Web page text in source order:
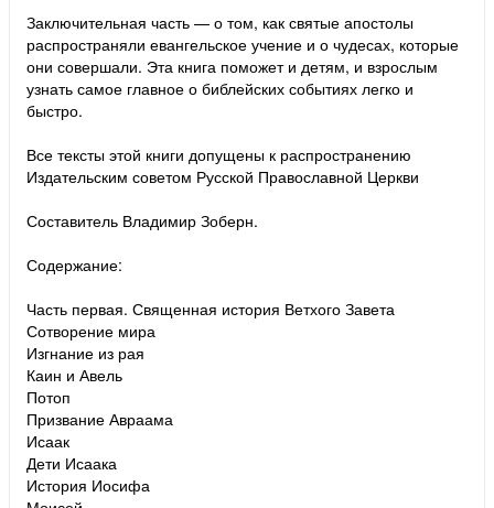
Заключительная часть — о том, как святые апостолы
распространяли евангельское учение и о чудесах, которые
они совершали. Эта книга поможет и детям, и взрослым
узнать самое главное о библейских событиях легко и
быстро.
Все тексты этой книги допущены к распространению
Издательским советом Русской Православной Церкви
Составитель Владимир Зоберн.
Содержание:
Часть первая. Священная история Ветхого Завета
Сотворение мира
Изгнание из рая
Каин и Авель
Потоп
Призвание Авраама
Исаак
Дети Исаака
История Иосифа